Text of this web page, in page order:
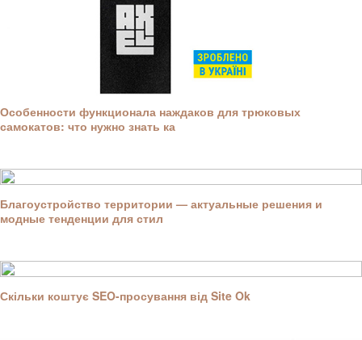
Особенности функционала наждаков для трюковых
самокатов: что нужно знать ка
Благоустройство территории — актуальные решения и
модные тенденции для стил
Скільки коштує SEO-просування від Site Ok